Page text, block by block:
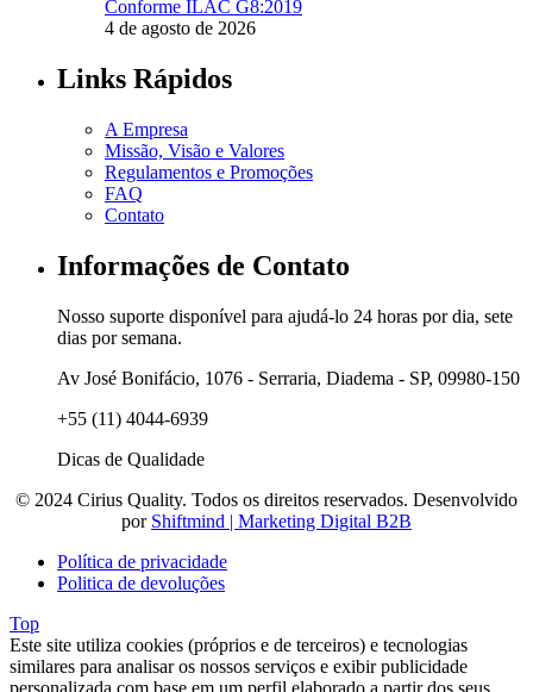
Conforme ILAC G8:2019
4 de agosto de 2026
Links Rápidos
A Empresa
Missão, Visão e Valores
Regulamentos e Promoções
FAQ
Contato
Informações de Contato
Nosso suporte disponível para ajudá-lo 24 horas por dia, sete
dias por semana.
Av José Bonifácio, 1076 - Serraria, Diadema - SP, 09980-150
+55 (11) 4044-6939
Dicas de Qualidade
© 2024 Cirius Quality. Todos os direitos reservados. Desenvolvido
por Shiftmind | Marketing Digital B2B
Política de privacidade
Politica de devoluções
Top
Este site utiliza cookies (próprios e de terceiros) e tecnologias
similares para analisar os nossos serviços e exibir publicidade
personalizada com base em um perfil elaborado a partir dos seus